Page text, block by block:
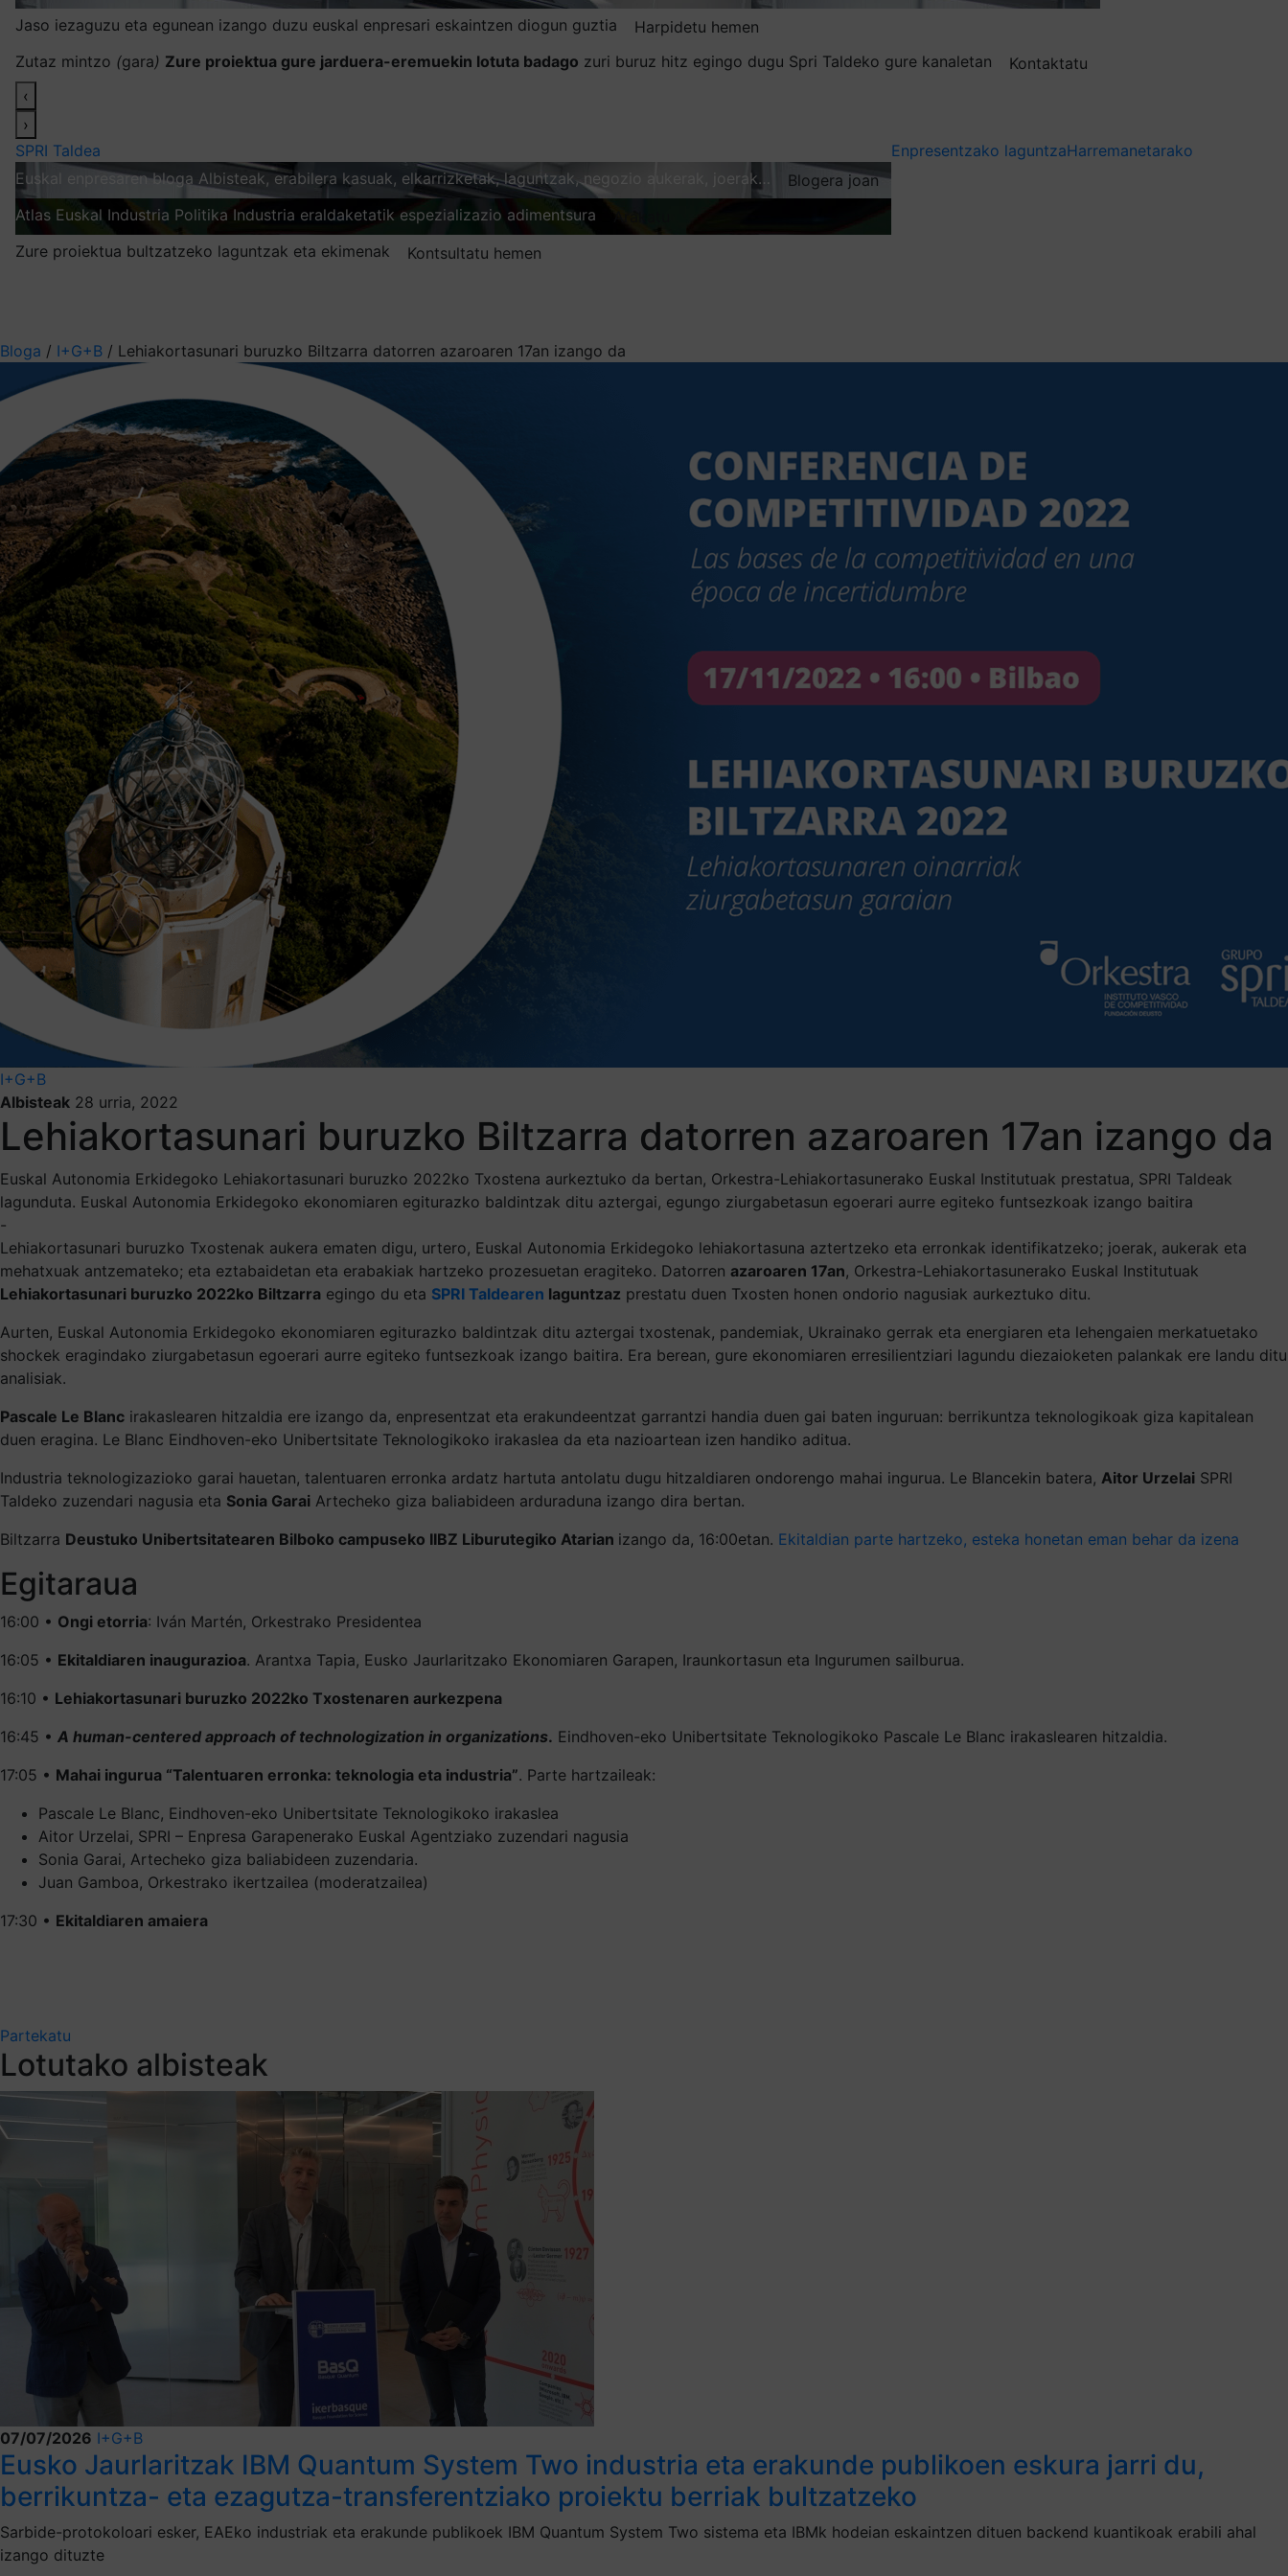
Jaso iezaguzu eta egunean izango duzu euskal enpresari eskaintzen diogun guztia
Harpidetu hemen
Zutaz mintzo (gara) Zure proiektua gure jarduera-eremuekin lotuta badago zuri buruz hitz egingo dugu Spri Taldeko gure kanaletan
Kontaktatu
‹
›
SPRI Taldea
Euskal enpresaren bloga Albisteak, erabilera kasuak, elkarrizketak, laguntzak, negozio aukerak, joerak…
Blogera joan
Atlas Euskal Industria Politika Industria eraldaketatik espezializazio adimentsura
Zure proiektua bultzatzeko laguntzak eta ekimenak
Kontsultatu hemen
Enpresentzako laguntzaHarremanetarako
Bloga / I+G+B / Lehiakortasunari buruzko Biltzarra datorren azaroaren 17an izango da
I+G+B
Albisteak 28 urria, 2022
Lehiakortasunari buruzko Biltzarra datorren azaroaren 17an izango da
Euskal Autonomia Erkidegoko Lehiakortasunari buruzko 2022ko Txostena aurkeztuko da bertan, Orkestra-Lehiakortasunerako Euskal Institutuak prestatua, SPRI Taldeak
lagunduta. Euskal Autonomia Erkidegoko ekonomiaren egiturazko baldintzak ditu aztergai, egungo ziurgabetasun egoerari aurre egiteko funtsezkoak izango baitira
-
Lehiakortasunari buruzko Txostenak aukera ematen digu, urtero, Euskal Autonomia Erkidegoko lehiakortasuna aztertzeko eta erronkak identifikatzeko; joerak, aukerak eta
mehatxuak antzemateko; eta eztabaidetan eta erabakiak hartzeko prozesuetan eragiteko. Datorren azaroaren 17an, Orkestra-Lehiakortasunerako Euskal Institutuak
Lehiakortasunari buruzko 2022ko Biltzarra egingo du eta SPRI Taldearen laguntzaz prestatu duen Txosten honen ondorio nagusiak aurkeztuko ditu.
Aurten, Euskal Autonomia Erkidegoko ekonomiaren egiturazko baldintzak ditu aztergai txostenak, pandemiak, Ukrainako gerrak eta energiaren eta lehengaien merkatuetako
shockek eragindako ziurgabetasun egoerari aurre egiteko funtsezkoak izango baitira. Era berean, gure ekonomiaren erresilientziari lagundu diezaioketen palankak ere landu ditu
analisiak.
Pascale Le Blanc irakaslearen hitzaldia ere izango da, enpresentzat eta erakundeentzat garrantzi handia duen gai baten inguruan: berrikuntza teknologikoak giza kapitalean
duen eragina. Le Blanc Eindhoven-eko Unibertsitate Teknologikoko irakaslea da eta nazioartean izen handiko aditua.
Industria teknologizazioko garai hauetan, talentuaren erronka ardatz hartuta antolatu dugu hitzaldiaren ondorengo mahai ingurua. Le Blancekin batera, Aitor Urzelai SPRI
Taldeko zuzendari nagusia eta Sonia Garai Artecheko giza baliabideen arduraduna izango dira bertan.
Biltzarra Deustuko Unibertsitatearen Bilboko campuseko IIBZ Liburutegiko Atarian izango da, 16:00etan. Ekitaldian parte hartzeko, esteka honetan eman behar da izena
Egitaraua
16:00 • Ongi etorria: Iván Martén, Orkestrako Presidentea
16:05 • Ekitaldiaren inaugurazioa. Arantxa Tapia, Eusko Jaurlaritzako Ekonomiaren Garapen, Iraunkortasun eta Ingurumen sailburua.
16:10 • Lehiakortasunari buruzko 2022ko Txostenaren aurkezpena
16:45 • A human-centered approach of technologization in organizations. Eindhoven-eko Unibertsitate Teknologikoko Pascale Le Blanc irakaslearen hitzaldia.
17:05 • Mahai ingurua “Talentuaren erronka: teknologia eta industria”. Parte hartzaileak:
Pascale Le Blanc, Eindhoven-eko Unibertsitate Teknologikoko irakaslea
Aitor Urzelai, SPRI – Enpresa Garapenerako Euskal Agentziako zuzendari nagusia
Sonia Garai, Artecheko giza baliabideen zuzendaria.
Juan Gamboa, Orkestrako ikertzailea (moderatzailea)
17:30 • Ekitaldiaren amaiera
Partekatu
Lotutako albisteak
07/07/2026 I+G+B
Eusko Jaurlaritzak IBM Quantum System Two industria eta erakunde publikoen eskura jarri du,
berrikuntza- eta ezagutza-transferentziako proiektu berriak bultzatzeko
Sarbide-protokoloari esker, EAEko industriak eta erakunde publikoek IBM Quantum System Two sistema eta IBMk hodeian eskaintzen dituen backend kuantikoak erabili ahal
izango dituzte